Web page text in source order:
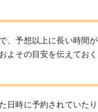
、予想以上に長い時間
その目安を伝えておく
日時に予約されていた